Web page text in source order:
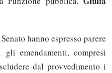
hanno espresso parere
emendamenti, compresi
dal provvedimento i